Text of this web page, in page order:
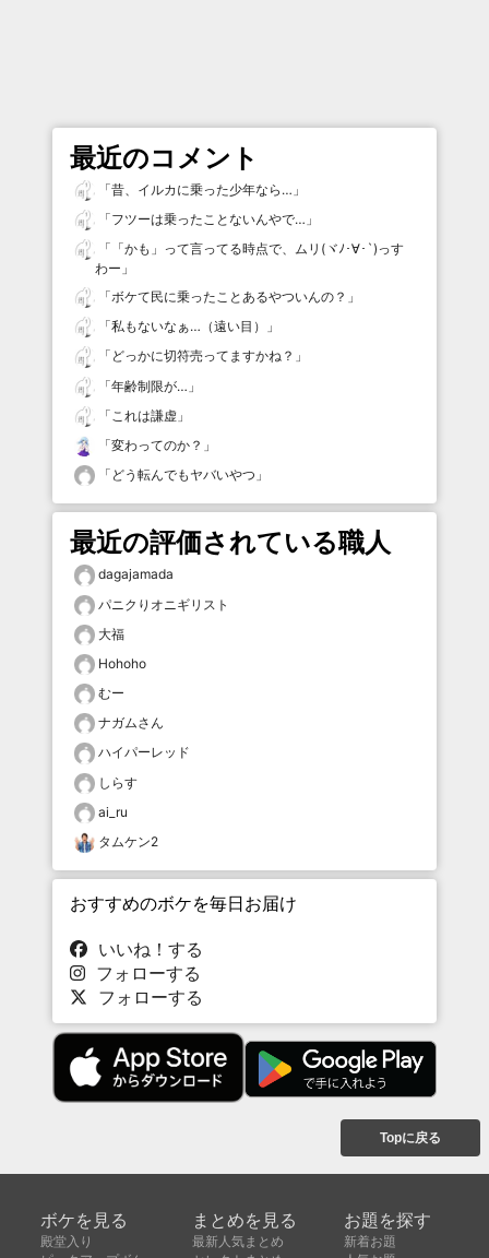
最近のコメント
「昔、イルカに乗った少年なら… 」
「フツーは乗ったことないんやで… 」
「 「かも」って言ってる時点で、ムリ(ヾﾉ･∀･`)っす
わー 」
「ボケて民に乗ったことあるやついんの？ 」
「私もないなぁ…（遠い目）
」
「 どっかに切符売ってますかね？ 」
「年齢制限が… 」
「 これは謙虚 」
「変わってのか？ 」
「 どう転んでもヤバいやつ 」
最近の評価されている職人
dagajamada
パニクりオニギリスト
大福
Hohoho
むー
ナガムさん
ハイパーレッド
しらす
ai_ru
タムケン2
おすすめのボケを毎日お届け
いいね！する
フォローする
フォローする
Topに戻る
ボケを見る
殿堂入り
まとめを見る
最新人気まとめ
お題を探す
新着お題